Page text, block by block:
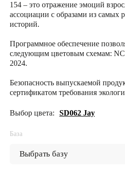
154 – это отражение эмоций
ассоциации с образами из самых
историй.
Программное обеспечение
следующим цветовым схемам:
2024.
Безопасность выпускаемой
сертификатом требования
Выбор цвета: SD062 Jay
База